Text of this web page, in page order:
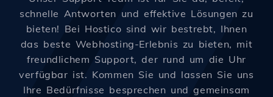
schnelle Antworten und effektive Lösungen zu
bieten! Bei Hostico sind wir bestrebt, Ihnen
das beste Webhosting-Erlebnis zu bieten, mit
freundlichem Support, der rund um die Uhr
verfügbar ist. Kommen Sie und lassen Sie uns
Ihre Bedürfnisse besprechen und gemeinsam